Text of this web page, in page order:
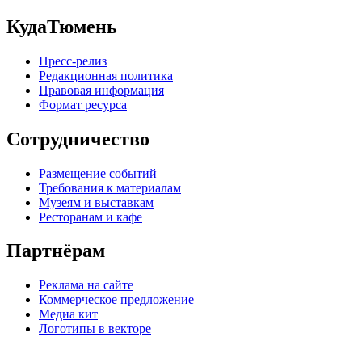
КудаТюмень
Пресс-релиз
Редакционная политика
Правовая информация
Формат ресурса
Сотрудничество
Размещение событий
Требования к материалам
Музеям и выставкам
Ресторанам и кафе
Партнёрам
Реклама на сайте
Коммерческое предложение
Медиа кит
Логотипы в векторе